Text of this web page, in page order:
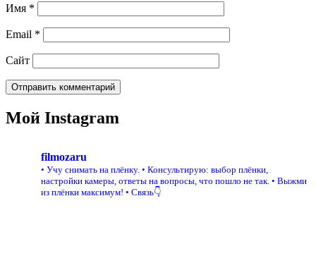
Имя *
Email *
Сайт
Мой Instagram
filmozaru
• Учу снимать на плёнку. • Консультирую: выбор плёнки,
настройки камеры, ответы на вопросы, что пошло не так. • Выжми
из плёнки максимум! • Связь👇